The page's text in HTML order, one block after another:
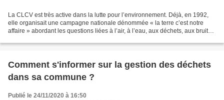
La CLCV est très active dans la lutte pour l’environnement. Déjà, en 1992,
elle organisait une campagne nationale dénommée « la terre c’est notre
affaire » abordant les questions liées à l’air, à l’eau, aux déchets, aux bruits
Comment s'informer sur la gestion des déchets
dans sa commune ?
Publié le 24/11/2020 à 16:50